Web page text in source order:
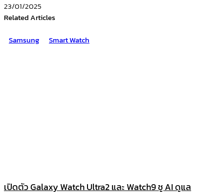
23/01/2025
Related Articles
Samsung
Smart Watch
เปิดตัว Galaxy Watch Ultra2 และ Watch9 ชู AI ดูแล